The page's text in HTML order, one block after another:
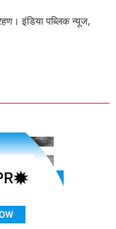
इंडिया पब्लिक न्यूज,